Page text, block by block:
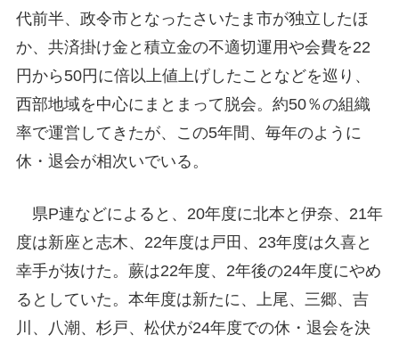
代前半、政令市となったさいたま市が独立したほ
か、共済掛け金と積立金の不適切運用や会費を22
円から50円に倍以上値上げしたことなどを巡り、
西部地域を中心にまとまって脱会。約50％の組織
率で運営してきたが、この5年間、毎年のように
休・退会が相次いでいる。
県P連などによると、20年度に北本と伊奈、21年
度は新座と志木、22年度は戸田、23年度は久喜と
幸手が抜けた。蕨は22年度、2年後の24年度にやめ
るとしていた。本年度は新たに、上尾、三郷、吉
川、八潮、杉戸、松伏が24年度での休・退会を決